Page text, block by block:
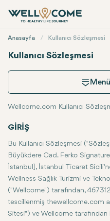
Menü
Anasayfa Kullanıcı Sözleşmesi
Kullanıcı Sözleşmesi
Wellcome.com Kullanıcı
GİRİŞ
Bu Kullanıcı Sözleşmesi
Büyükdere Cad. Ferko
İstanbul], İstanbul Ticaret
Wellness Sağlık Turizmi ve
("Wellcome") tarafından,
tescillenmiş thewellcome.com
Sitesi") ve Wellcome
Menü